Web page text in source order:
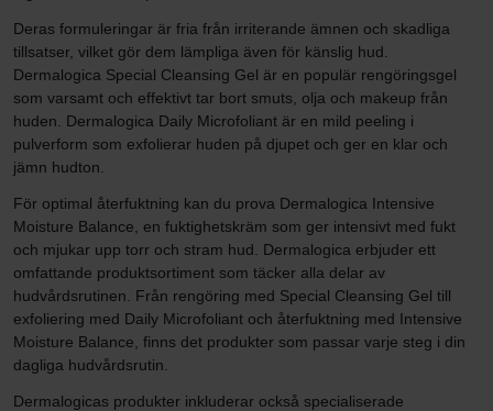
Deras formuleringar är fria från irriterande ämnen och skadliga
tillsatser, vilket gör dem lämpliga även för känslig hud.
Dermalogica Special Cleansing Gel är en populär rengöringsgel
som varsamt och effektivt tar bort smuts, olja och makeup från
huden. Dermalogica Daily Microfoliant är en mild peeling i
pulverform som exfolierar huden på djupet och ger en klar och
jämn hudton.
För optimal återfuktning kan du prova Dermalogica Intensive
Moisture Balance, en fuktighetskräm som ger intensivt med fukt
och mjukar upp torr och stram hud. Dermalogica erbjuder ett
omfattande produktsortiment som täcker alla delar av
hudvårdsrutinen. Från rengöring med Special Cleansing Gel till
exfoliering med Daily Microfoliant och återfuktning med Intensive
Moisture Balance, finns det produkter som passar varje steg i din
dagliga hudvårdsrutin.
Dermalogicas produkter inkluderar också specialiserade